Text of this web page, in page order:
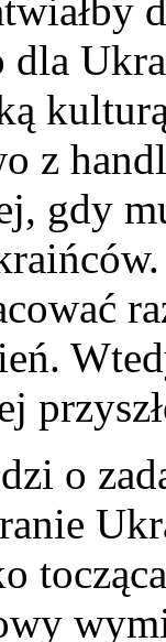
dla
z
gdy
o